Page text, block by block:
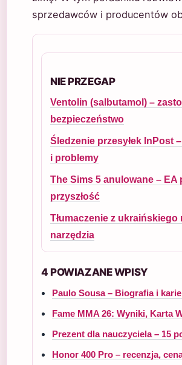
sprzedawców i producentów
NIE PRZEGAP
Ventolin (salbutamol) –
bezpieczeństwo
Śledzenie przesyłek InPost
i problemy
The Sims 5 anulowane – EA
przyszłość
Tłumaczenie z
narzędzia
4 POWIAZANE WPISY
Paulo Sousa – Biografia i
Fame MMA 26: Wyniki, Karta
Prezent dla nauczyciela – 15
Honor 400 Pro – recenzja,